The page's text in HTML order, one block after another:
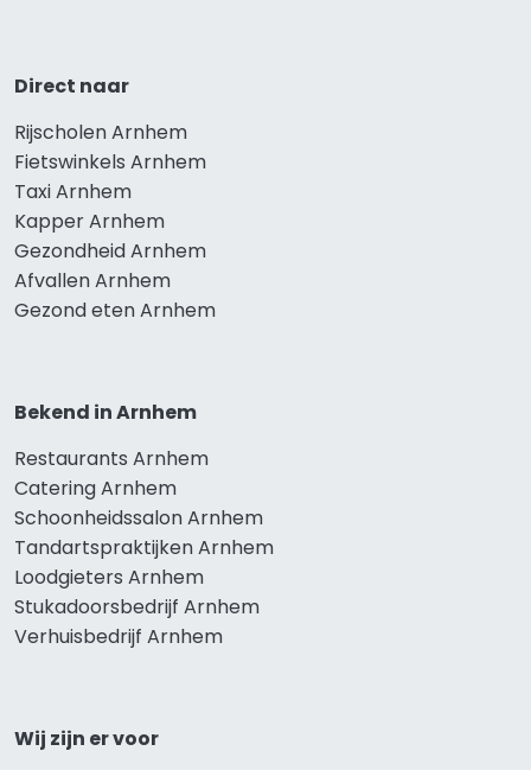
Direct naar
Rijscholen Arnhem
Fietswinkels Arnhem
Taxi Arnhem
Kapper Arnhem
Gezondheid Arnhem
Afvallen Arnhem
Gezond eten Arnhem
Bekend in Arnhem
Restaurants Arnhem
Catering Arnhem
Schoonheidssalon Arnhem
Tandartspraktijken Arnhem
Loodgieters Arnhem
Stukadoorsbedrijf Arnhem
Verhuisbedrijf Arnhem
Wij zijn er voor